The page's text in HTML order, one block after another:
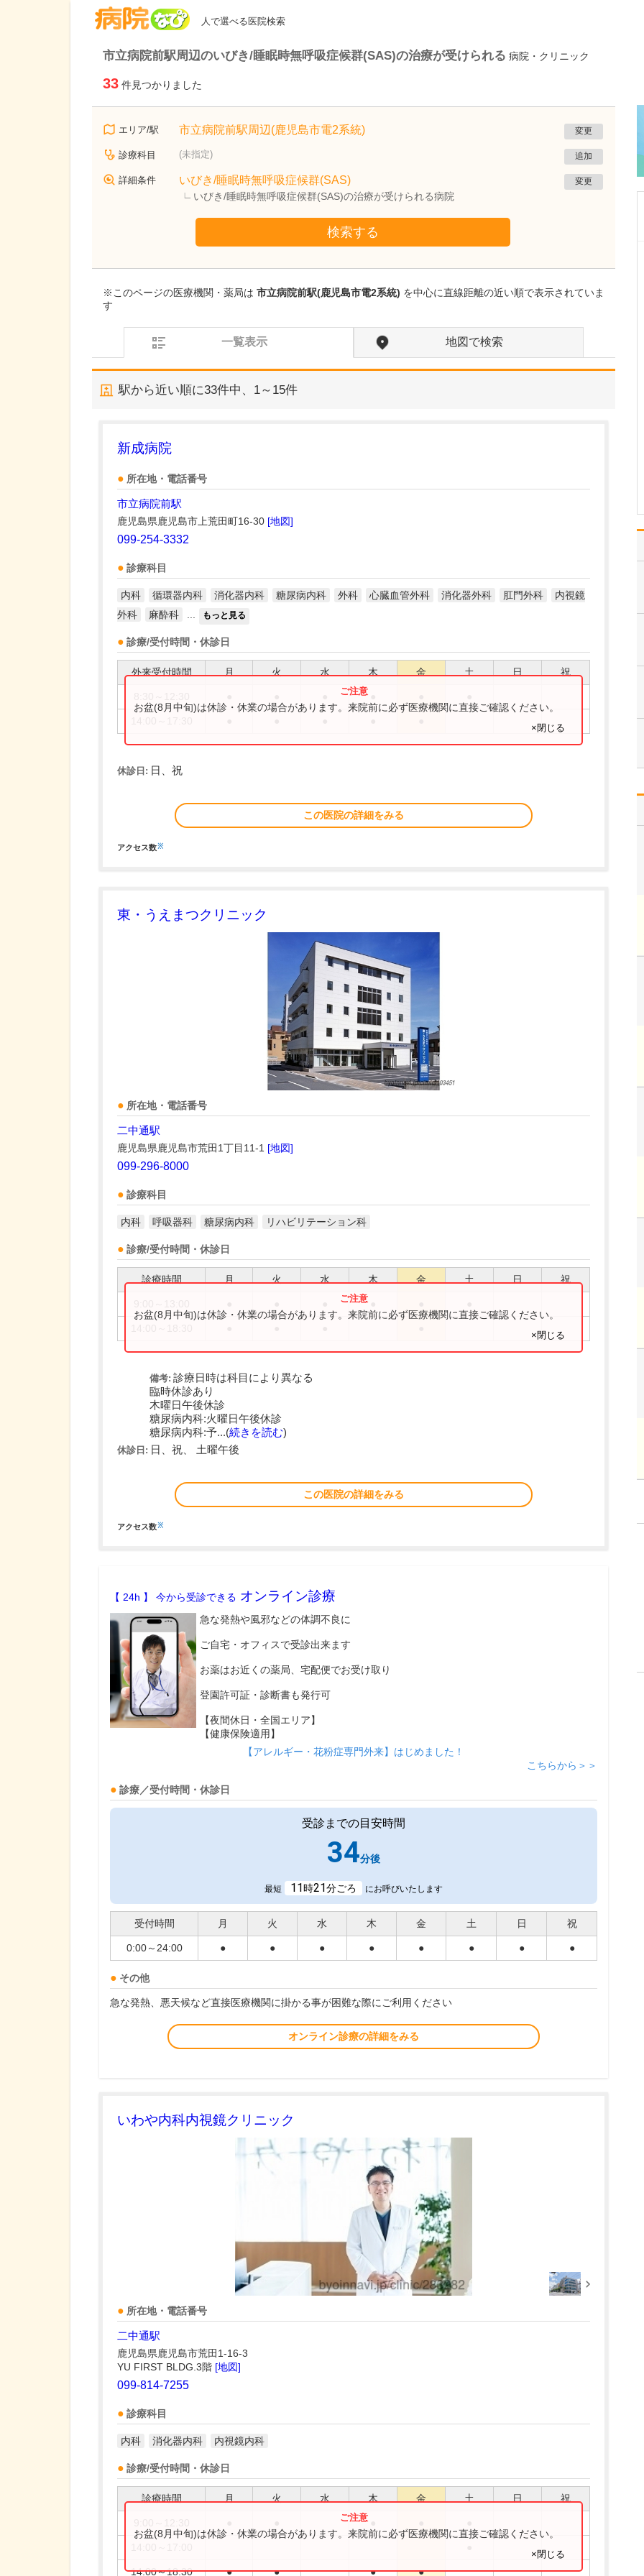
人で選べる医院検索
市立病院前駅周辺のいびき/睡眠時無呼吸症候群(SAS)の治療が受けられる 病院・クリニック
33 件見つかりました
エリア/駅 市立病院前駅周辺(鹿児島市電2系統) 変更
診療科目 (未指定) 追加
詳細条件 いびき/睡眠時無呼吸症候群(SAS)
いびき/睡眠時無呼吸症候群(SAS)の治療が受けられる病院
変更
検索する
※このページの医療機関・薬局は 市立病院前駅(鹿児島市電2系統) を中心に直線距離の近い順で表示されていま
す
一覧表示 地図で検索
駅から近い順に33件中、 1～15件
新成病院
所在地・電話番号
市立病院前駅
鹿児島県鹿児島市上荒田町16-30 [地図]
099-254-3332
診療科目
内科 循環器内科 消化器内科 糖尿病内科 外科 心臓血管外科 消化器外科 肛門外科
内視鏡
外科
麻酔科 もっと見る
診療/受付時間・休診日
外来受付時間 月 火 水 木 金 土 日 祝
お盆(8月中旬)は休診・休業の場合があります。来院前に必ず医療機関に直接ご確認ください。
×閉じる
休診日: 日、祝
この医院の詳細をみる
アクセス数※
東・うえまつクリニック
所在地・電話番号
二中通駅
鹿児島県鹿児島市荒田1丁目11-1 [地図]
099-296-8000
診療科目
内科 呼吸器科 糖尿病内科 リハビリテーション科
診療/受付時間・休診日
診療時間 月 火 水 木 金 土 日 祝
お盆(8月中旬)は休診・休業の場合があります。来院前に必ず医療機関に直接ご確認ください。
×閉じる
備考: 診療日時は科目により異なる
臨時休診あり
木曜日午後休診
糖尿病内科:火曜日午後休診
糖尿病内科:予...(続きを読む)
休診日: 日、祝、 土曜午後
この医院の詳細をみる
アクセス数※
【 24h 】 今から受診できる オンライン診療
急な発熱や風邪などの体調不良に
ご自宅・オフィスで受診出来ます
お薬はお近くの薬局、宅配便でお受け取り
登園許可証・診断書も発行可
【夜間休日・全国エリア】
【健康保険適用】
【アレルギー・花粉症専門外来】はじめました！
こちらから＞＞
診療／受付時間・休診日
受診までの目安時間
34分後
最短 11時21分ごろ にお呼びいたします
受付時間 月 火 水 木 金 土 日 祝
0:00～24:00 ● ● ● ● ● ● ● ●
その他
急な発熱、悪天候など直接医療機関に掛かる事が困難な際にご利用ください
オンライン診療の詳細をみる
いわや内科内視鏡クリニック
所在地・電話番号
二中通駅
鹿児島県鹿児島市荒田1-16-3
YU FIRST BLDG.3階 [地図]
099-814-7255
診療科目
内科 消化器内科 内視鏡内科
診療/受付時間・休診日
診療時間 月 火 水 木 金 土 日 祝
14:00～18:30 ● ● ● ●
お盆(8月中旬)は休診・休業の場合があります。来院前に必ず医療機関に直接ご確認ください。
×閉じる
植村病院
川名 英世院長取材記事
ですね。
「どんな病気やケガも拒
まずに年中無休で診る」
という初代理事長のポリ